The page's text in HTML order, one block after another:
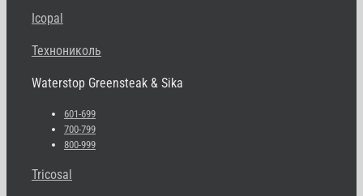
Icopal
Технониколь
Waterstop Greensteak & Sika
601-699
700-799
800-999
Tricosal